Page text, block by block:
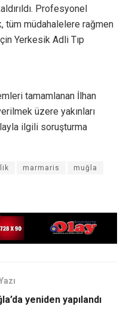
Profesyonel
tüm müdahalelere rağmen
Yerkesik Adli Tıp
tamamlanan İlhan
üzere yakınları
ilgili soruşturma
marmaris muğla
yeniden yapılandı